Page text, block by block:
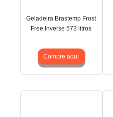
Geladeira Brastemp Frost
Free Inverse 573 litros
Compre aqui